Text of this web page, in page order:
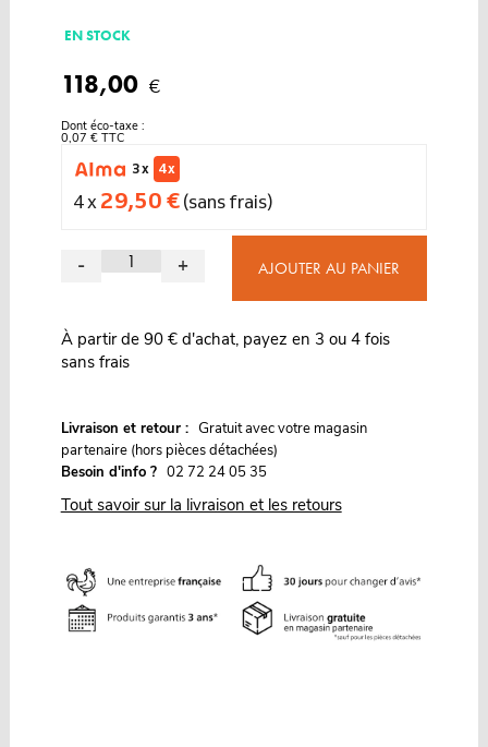
EN STOCK
118,00 €
Dont éco-taxe :
0,07 € TTC
3 x
4 x
4 x 29,50 €(sans frais)
- + AJOUTER AU PANIER
À partir de 90 € d'achat, payez en 3 ou 4 fois
sans frais
Livraison et retour : Gratuit avec votre magasin
partenaire (hors pièces détachées)
Besoin d'info ? 02 72 24 05 35
Tout savoir sur la livraison et les retours